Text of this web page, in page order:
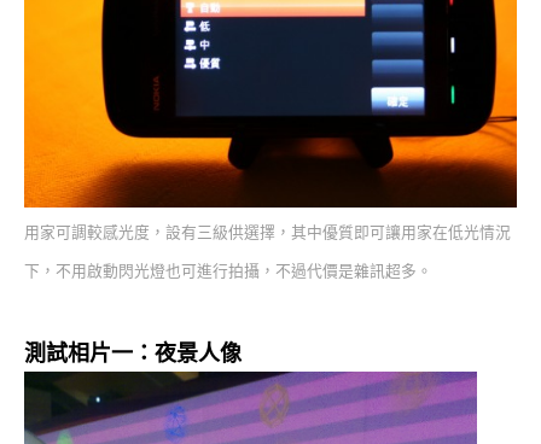
用家可調較感光度，設有三級供選擇，其中優質即可讓用家在低光情況
下，不用啟動閃光燈也可進行拍攝，不過代價是雜訊超多。
測試相片一：夜景人像